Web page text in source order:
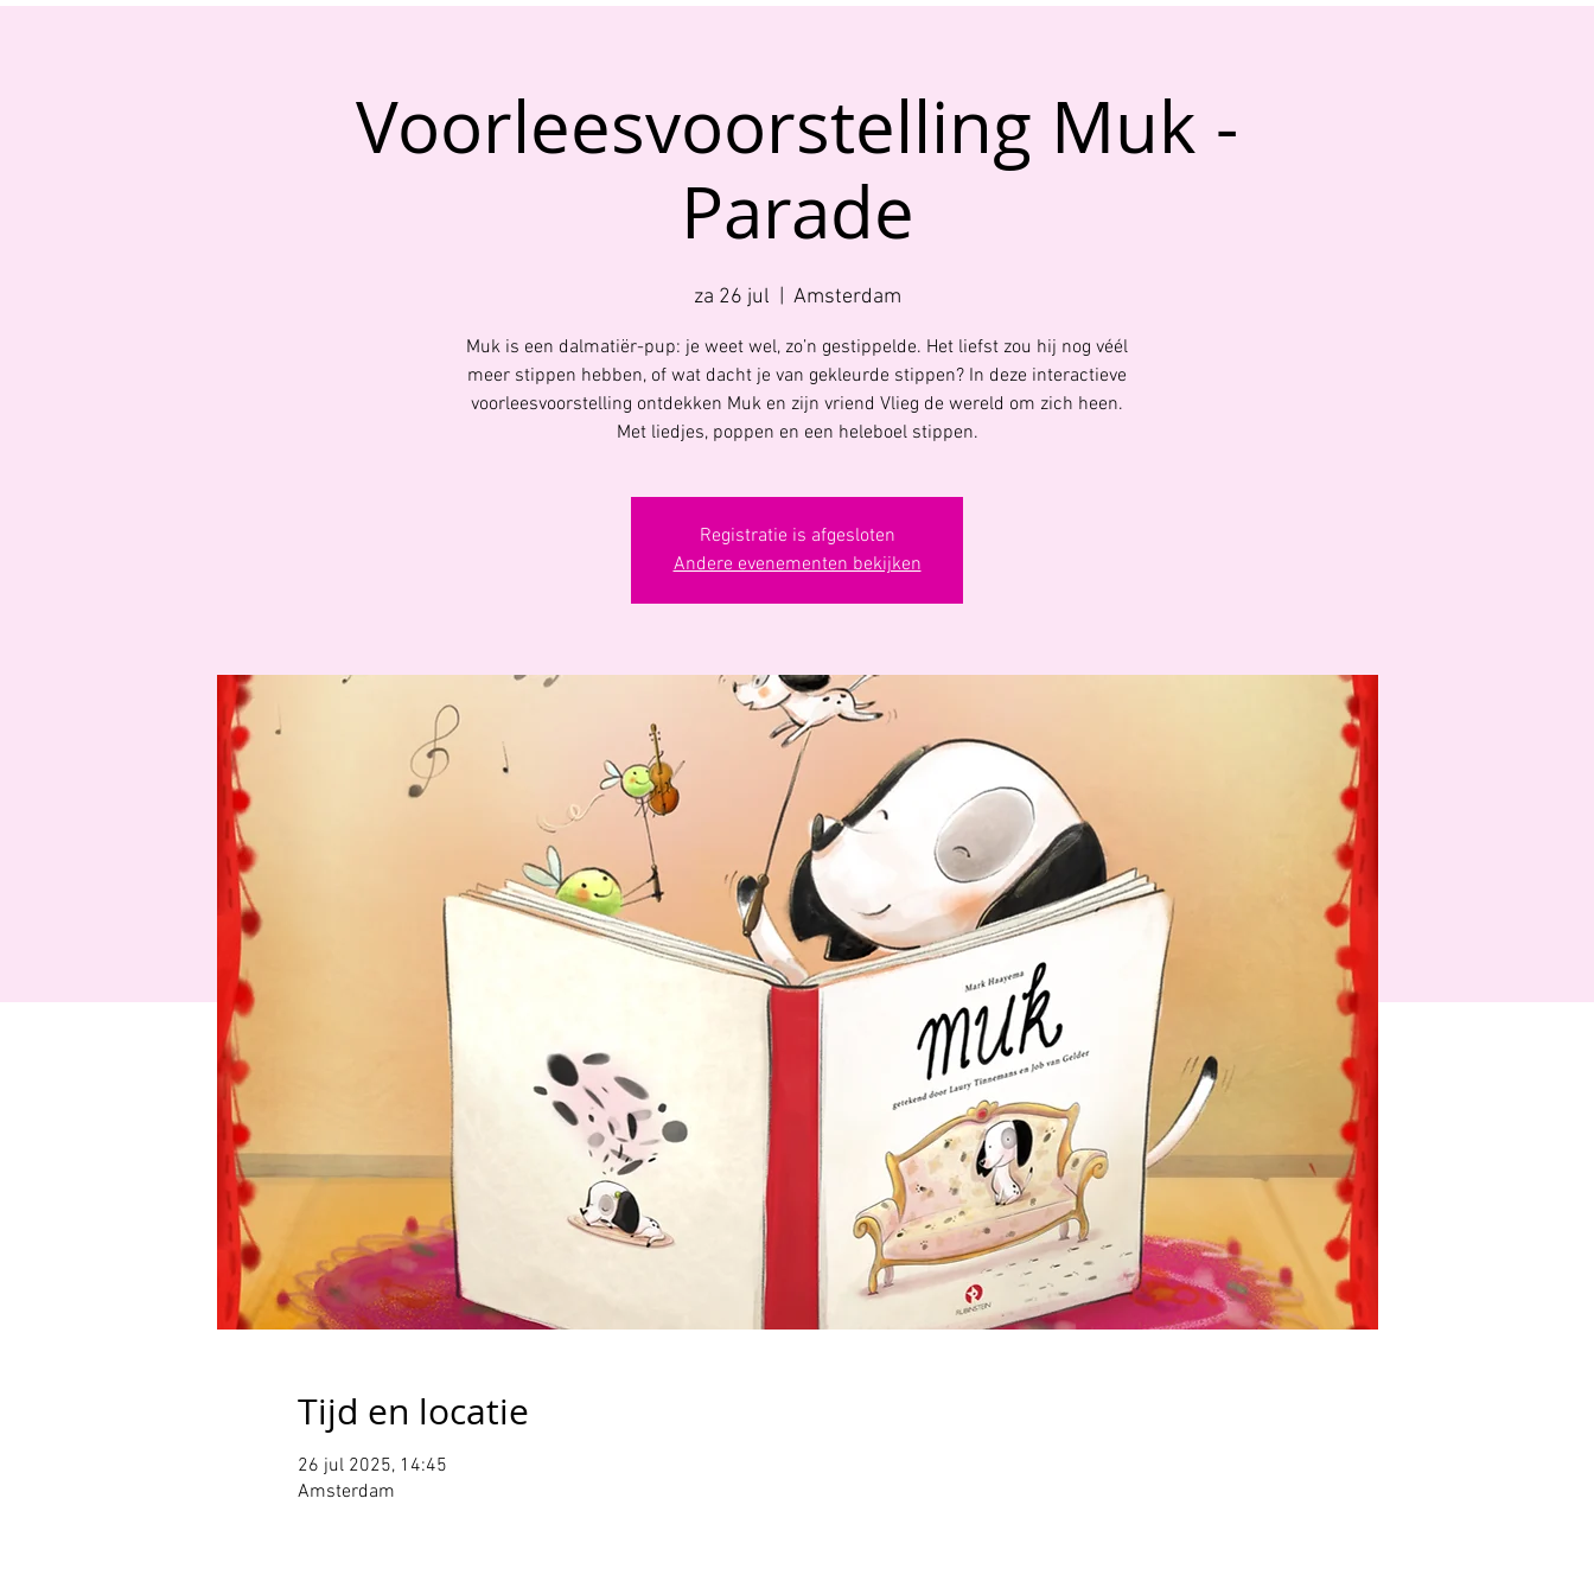
Voorleesvoorstelling Muk -
Parade
za 26 jul Amsterdam
Muk is een dalmatiër-pup: je weet wel, zo’n gestippelde. Het liefst zou hij nog véél
meer stippen hebben, of wat dacht je van gekleurde stippen? In deze interactieve
voorleesvoorstelling ontdekken Muk en zijn vriend Vlieg de wereld om zich heen.
Met liedjes, poppen en een heleboel stippen.
Registratie is afgesloten
Andere evenementen bekijken
Tijd en locatie
26 jul 2025, 14:45
Amsterdam